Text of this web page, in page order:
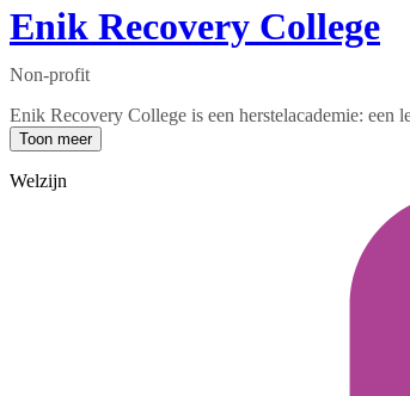
Enik Recovery College
Non-profit
Enik Recovery College is een herstelacademie:
Toon meer
Welzijn